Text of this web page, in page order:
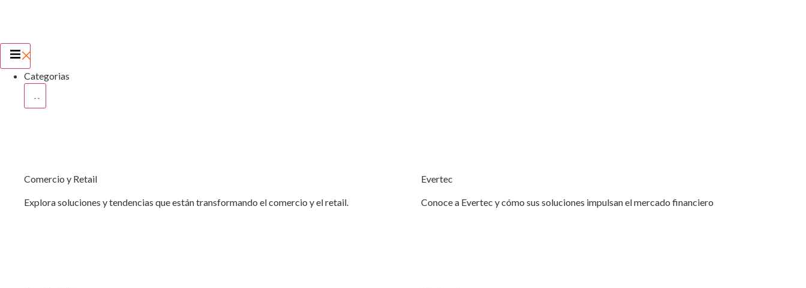
Categorias
Comercio y Retail
Explora soluciones y tendencias que están transformando el comercio y el retail.
Evertec
Conoce a Evertec y cómo sus soluciones impulsan el mercado financiero